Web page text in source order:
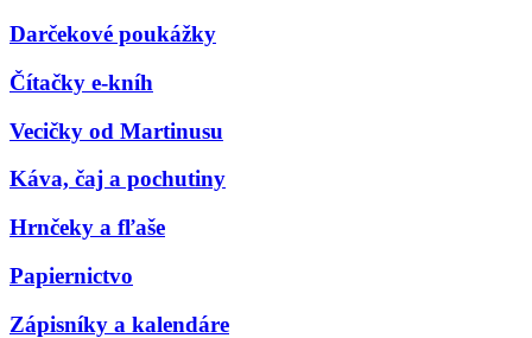
Darčekové poukážky
Čítačky e-kníh
Vecičky od Martinusu
Káva, čaj a pochutiny
Hrnčeky a fľaše
Papiernictvo
Zápisníky a kalendáre